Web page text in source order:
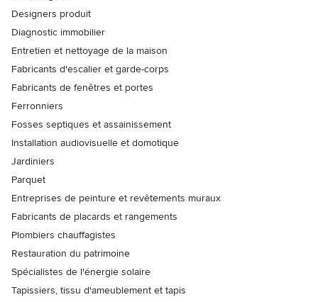
Designers produit
Diagnostic immobilier
Entretien et nettoyage de la maison
Fabricants d'escalier et garde-corps
Fabricants de fenêtres et portes
Ferronniers
Fosses septiques et assainissement
Installation audiovisuelle et domotique
Jardiniers
Parquet
Entreprises de peinture et revêtements muraux
Fabricants de placards et rangements
Plombiers chauffagistes
Restauration du patrimoine
Spécialistes de l'énergie solaire
Tapissiers, tissu d'ameublement et tapis